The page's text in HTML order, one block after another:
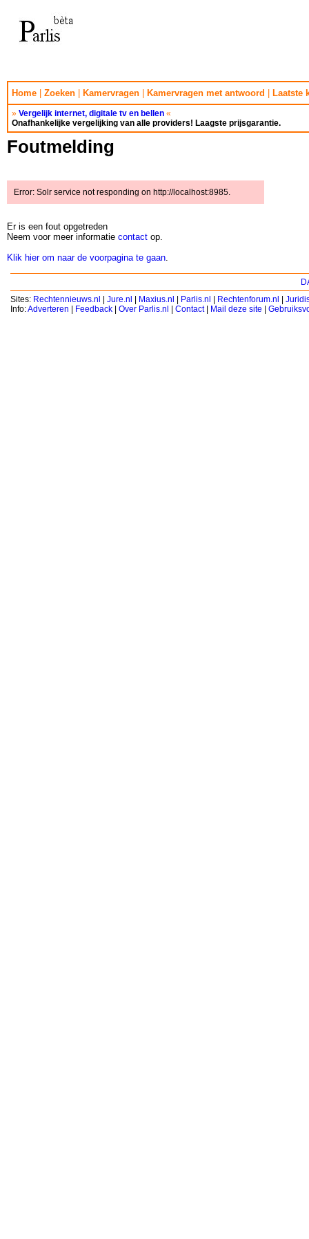
Home Zoeken Kamervragen Kamervragen met antwoord Laatste
» Vergelijk internet, digitale tv en bellen «
Onafhankelijke vergelijking van alle providers! Laagste prijsgarantie.
Foutmelding
Error: Solr service not responding on http://localhost:8985.
Er is een fout opgetreden
Neem voor meer informatie contact op.
Klik hier om naar de voorpagina te gaan
Sites: Rechtennieuws.nl | Jure.nl | Maxius.nl | Parlis.nl | Rechtenforum.nl |
Info:Adverteren | Feedback | Over Parlis.nl | Contact| Mail deze site |